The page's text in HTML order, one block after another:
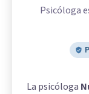
Psicóloga
La psicóloga